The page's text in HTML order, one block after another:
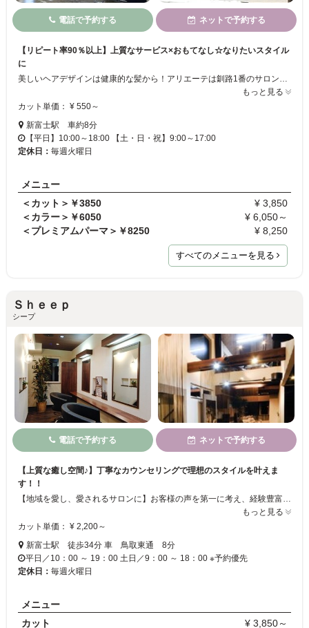
電話で予約する ネットで予約する
【リピート率90％以上】上質なサービス×おもてなし☆なりたいスタイル
に
美しいヘアデザインは健康的な髪から！アリエーテは釧路1番のサロンを目指しております!多くのお客様にご来店頂いており、リピート率も90％越え◎上質なサービスと真心込めた接客でお客様をおもてなし致します☆お客様の魅力を最大限引き出しなりたいスタイルを叶えます☆+°店内は清潔感溢れたゆったりとお寛ぎ頂ける空間となっております！どうぞ心地良いお時間をお過ごし下さい♪
もっと見る
カット単価： ¥ 550～
新富士駅 車約8分
【平日】10:00～18:00 【土・日・祝】9:00～17:00
定休日： 毎週火曜日
メニュー
＜カット＞￥3850
¥ 3,850
＜カラー＞￥6050
¥ 6,050～
＜プレミアムパーマ＞￥8250
¥ 8,250
すべてのメニューを見る
Ｓｈｅｅｐ
シープ
電話で予約する ネットで予約する
【上質な癒し空間♪】丁寧なカウンセリングで理想のスタイルを叶えま
す！！
【地域を愛し、愛されるサロンに】お客様の声を第一に考え、経験豊富なスタイリストが、理想のスタイルや希望のスタイルから期待以上のヘアをご提案致します。一流のクオリティーと居心地のいい安らげる空間でお客様満足度№1を目指しています★常に本質を追及し続け、お客様の思いを形にします！相談しやすい雰囲気なので、初めての方もお気軽にお越しください！
もっと見る
カット単価： ¥ 2,200～
新富士駅 徒歩34分 車 鳥取東通 8分
平日／10：00 ～ 19：00 土日／9：00 ～ 18：00 ※予約優先
定休日： 毎週火曜日
メニュー
カット
¥ 3,850～